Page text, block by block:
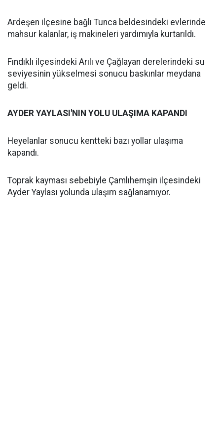
Ardeşen ilçesine bağlı Tunca beldesindeki evlerinde
mahsur kalanlar, iş makineleri yardımıyla kurtarıldı.
Fındıklı ilçesindeki Arılı ve Çağlayan derelerindeki su
seviyesinin yükselmesi sonucu baskınlar meydana
geldi.
AYDER YAYLASI'NIN YOLU ULAŞIMA KAPANDI
Heyelanlar sonucu kentteki bazı yollar ulaşıma
kapandı.
Toprak kayması sebebiyle Çamlıhemşin ilçesindeki
Ayder Yaylası yolunda ulaşım sağlanamıyor.